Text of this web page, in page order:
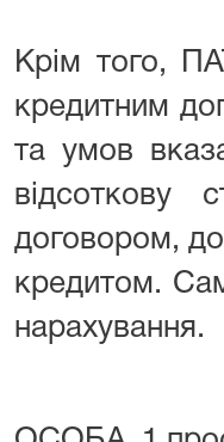
Крім того,
кредитним
та умов
відсоткову
договором,
кредитом.
нарахування.